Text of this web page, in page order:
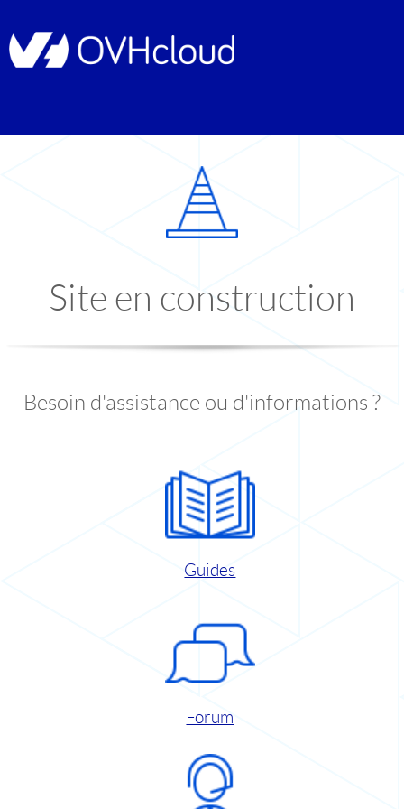
Site en construction
Besoin d'assistance ou d'informations ?
Guides
Forum